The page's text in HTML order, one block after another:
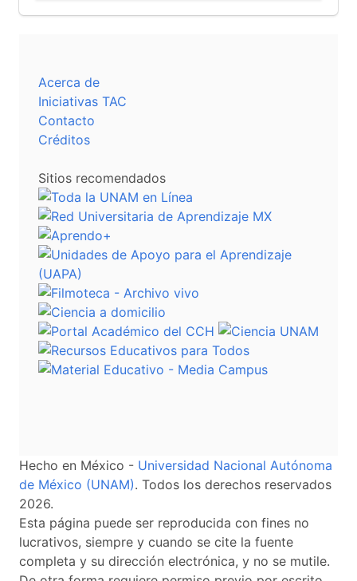
Acerca de
Iniciativas TAC
Contacto
Créditos
Sitios recomendados
Hecho en México - Universidad Nacional Autónoma
de México (UNAM). Todos los derechos reservados
2026.
Esta página puede ser reproducida con fines no
lucrativos, siempre y cuando se cite la fuente
completa y su dirección electrónica, y no se mutile.